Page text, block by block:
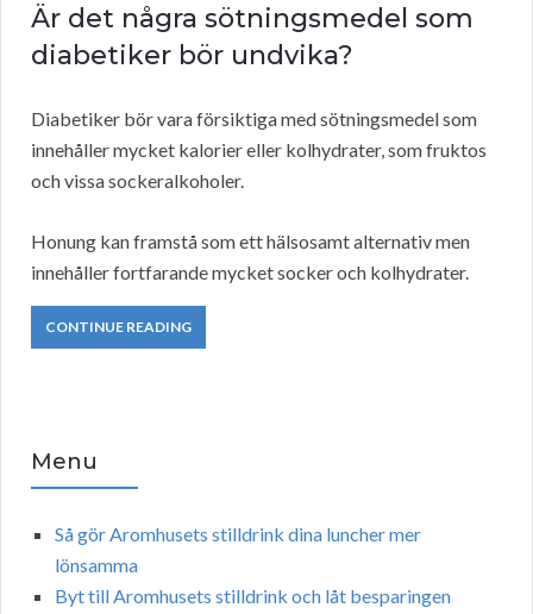
Är det några sötningsmedel som
diabetiker bör undvika?
Diabetiker bör vara försiktiga med sötningsmedel som
innehåller mycket kalorier eller kolhydrater, som fruktos
och vissa sockeralkoholer.
Honung kan framstå som ett hälsosamt alternativ men
innehåller fortfarande mycket socker och kolhydrater.
CONTINUE READING
Menu
Så gör Aromhusets stilldrink dina luncher mer
lönsamma
Byt till Aromhusets stilldrink och låt besparingen